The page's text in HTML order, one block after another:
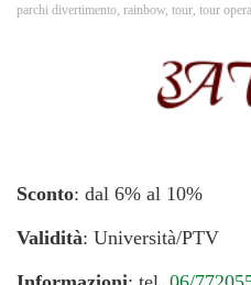
parchi divertimento rainbow tour tour
Sconto: dal 6% al 10%
Validità: Università/PTV